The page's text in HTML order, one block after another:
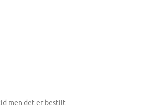
men det er bestilt.